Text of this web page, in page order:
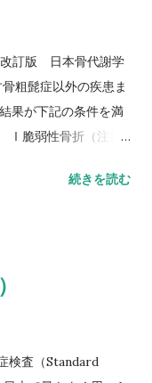
秒：屋外歩行 詳し
↓ 10メートル歩行テ
訂版 日本骨代謝学
粗髭症以外の疾患ま
果が下記の条件を満
Ⅰ脆弱性骨折（注1）
4）がYAMの80％未満
の転倒か、それ以下
の脆弱性骨折：軽微
続きを読む
検査（Standard